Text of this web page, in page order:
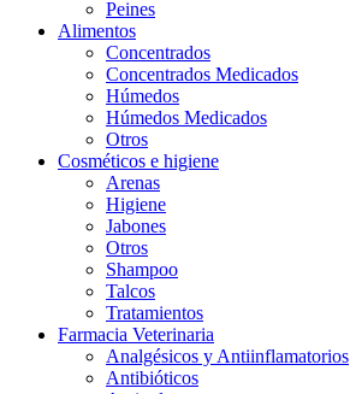
Peines
Alimentos
Concentrados
Concentrados Medicados
Húmedos
Húmedos Medicados
Otros
Cosméticos e higiene
Arenas
Higiene
Jabones
Otros
Shampoo
Talcos
Tratamientos
Farmacia Veterinaria
Analgésicos y Antiinflamatorios
Antibióticos